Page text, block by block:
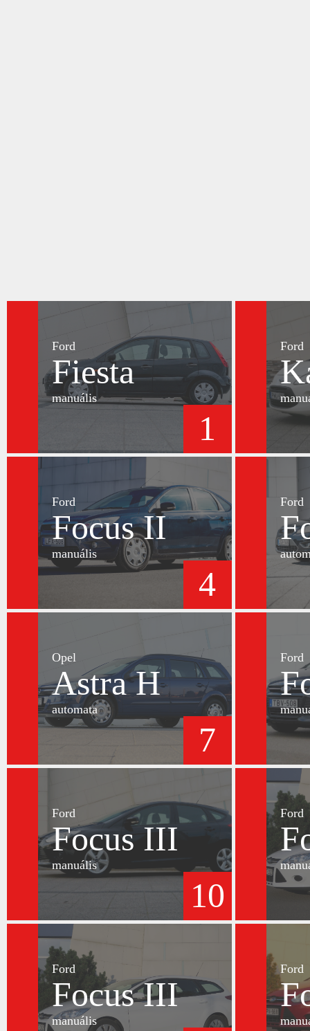
Ford
Fiesta
manuális
1
Ford
Ford
Focus II
manuális
4
Ford
Opel
Astra H
automata
7
Ford
Ford
Focus III
manuális
10
Ford
Ford
Focus III
manuális
Ford